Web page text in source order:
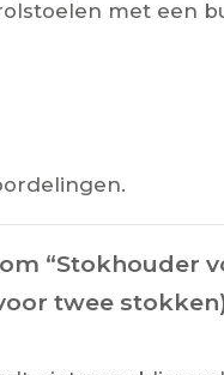
met een
“Stokhouder
twee